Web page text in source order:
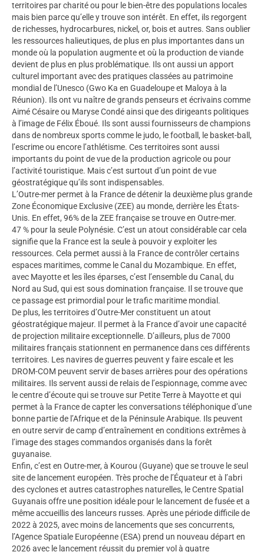
territoires par charité ou pour le bien-être des populations locales
mais bien parce qu’elle y trouve son intérêt. En effet, ils regorgent
de richesses, hydrocarbures, nickel, or, bois et autres. Sans oublier
les ressources halieutiques, de plus en plus importantes dans un
monde où la population augmente et où la production de viande
devient de plus en plus problématique. Ils ont aussi un apport
culturel important avec des pratiques classées au patrimoine
mondial de l’Unesco (Gwo Ka en Guadeloupe et Maloya à la
Réunion). Ils ont vu naître de grands penseurs et écrivains comme
Aimé Césaire ou Maryse Condé ainsi que des dirigeants politiques
à l’image de Félix Éboué. Ils sont aussi fournisseurs de champions
dans de nombreux sports comme le judo, le football, le basket-ball,
l’escrime ou encore l’athlétisme. Ces territoires sont aussi
importants du point de vue de la production agricole ou pour
l’activité touristique. Mais c’est surtout d’un point de vue
géostratégique qu’ils sont indispensables.
L’Outre-mer permet à la France de détenir la deuxième plus grande
Zone Économique Exclusive (ZEE) au monde, derrière les États-
Unis. En effet, 96% de la ZEE française se trouve en Outre-mer.
47 % pour la seule Polynésie. C’est un atout considérable car cela
signifie que la France est la seule à pouvoir y exploiter les
ressources. Cela permet aussi à la France de contrôler certains
espaces maritimes, comme le Canal du Mozambique. En effet,
avec Mayotte et les îles éparses, c’est l’ensemble du Canal, du
Nord au Sud, qui est sous domination française. Il se trouve que
ce passage est primordial pour le trafic maritime mondial.
De plus, les territoires d’Outre-Mer constituent un atout
géostratégique majeur. Il permet à la France d’avoir une capacité
de projection militaire exceptionnelle. D’ailleurs, plus de 7000
militaires français stationnent en permanence dans ces différents
territoires. Les navires de guerres peuvent y faire escale et les
DROM-COM peuvent servir de bases arrières pour des opérations
militaires. Ils servent aussi de relais de l’espionnage, comme avec
le centre d’écoute qui se trouve sur Petite Terre à Mayotte et qui
permet à la France de capter les conversations téléphonique d’une
bonne partie de l’Afrique et de la Péninsule Arabique. Ils peuvent
en outre servir de camp d’entraînement en conditions extrêmes à
l’image des stages commandos organisés dans la forêt
guyanaise.
Enfin, c’est en Outre-mer, à Kourou (Guyane) que se trouve le seul
site de lancement européen. Très proche de l’Équateur et à l’abri
des cyclones et autres catastrophes naturelles, le Centre Spatial
Guyanais offre une position idéale pour le lancement de fusée et a
même accueillis des lanceurs russes. Après une période difficile de
2022 à 2025, avec moins de lancements que ses concurrents,
l’Agence Spatiale Européenne (ESA) prend un nouveau départ en
2026 avec le lancement réussit du premier vol à quatre